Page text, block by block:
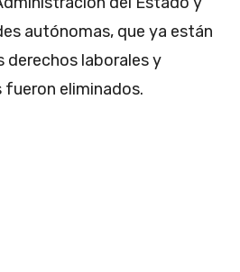
autónomas, que ya están
derechos laborales y
fueron eliminados.